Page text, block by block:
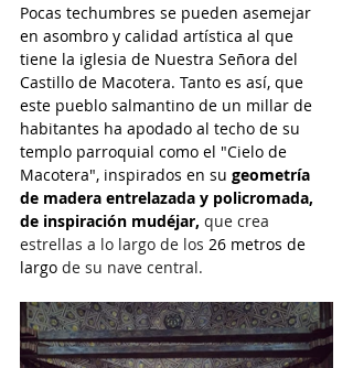
Pocas techumbres se pueden asemejar
en asombro y calidad artística al que
tiene la iglesia de Nuestra Señora del
Castillo de Macotera. Tanto es así, que
este pueblo salmantino de un millar de
habitantes ha apodado al techo de su
templo parroquial como el "Cielo de
Macotera", inspirados en su geometría
de madera entrelazada y policromada,
de inspiración mudéjar, que crea
estrellas a lo largo de los 26 metros de
largo de su nave central.